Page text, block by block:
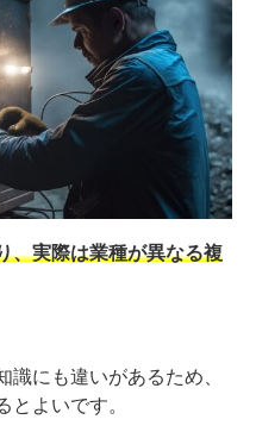
、実際は業種が異なる複
識にも違いがあるため、
とよいです。